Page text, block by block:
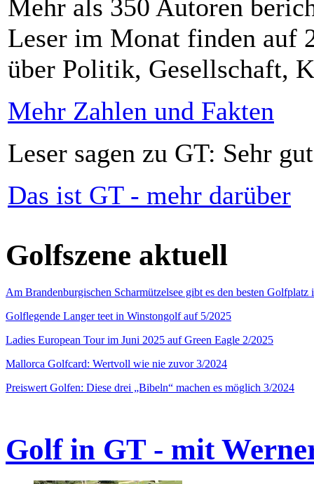
Mehr als 350 Autoren
Leser im Monat finden auf
über Politik, Gesellschaft,
Mehr Zahlen und Fakten
Leser sagen zu GT: Sehr
Das ist GT - mehr darüber
Golfszene aktuell
Am Brandenburgischen Scharmützelsee gibt es den besten
Golflegende Langer teet in Winstongolf auf 5/2025
Ladies European Tour im Juni 2025 auf Green Eagle 2/2025
Mallorca Golfcard: Wertvoll wie nie zuvor 3/2024
Preiswert Golfen: Diese drei „Bibeln“ machen es möglich 3/2024
Golf in GT - mit